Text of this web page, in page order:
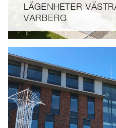
LÄGENHETER
VARBERG